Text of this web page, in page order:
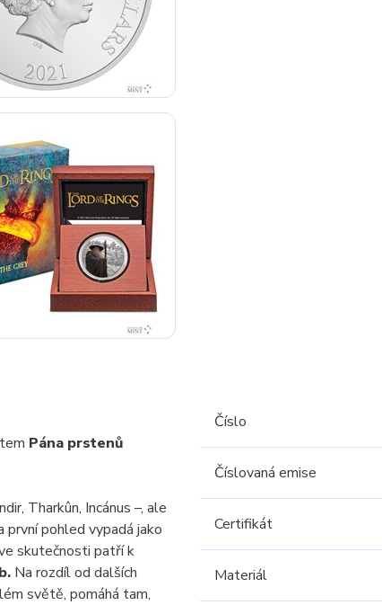
Pána prstenů
Tharkûn, Incánus –, ale
první pohled vypadá jako
skutečnosti patří k
Na rozdíl od dalších
světě, pomáhá tam,
Číslo
Číslovaná emise
Certifikát
Materiál